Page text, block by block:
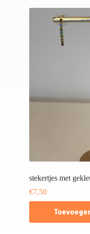
stekertjes met
€7,50